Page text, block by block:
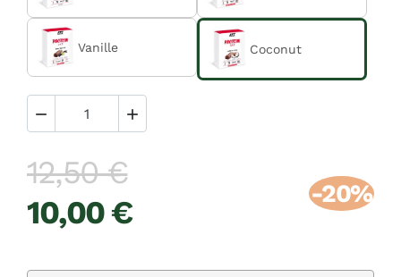
Vanille Coconut
 
12,50 €
10,00 €
-20%